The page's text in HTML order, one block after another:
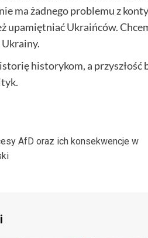
ma żadnego problemu z
upamiętniać Ukraińców.
historykom, a przyszłość
AfD oraz ich konsekwencje w